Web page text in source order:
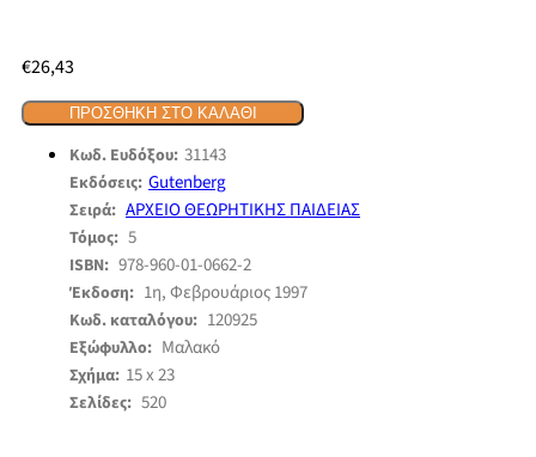
€26,43
ΠΡΟΣΘΉΚΗ ΣΤΟ ΚΑΛΆΘΙ
Κωδ. Ευδόξου: 31143
Εκδόσεις: Gutenberg
Σειρά: ΑΡΧΕΙΟ ΘΕΩΡΗΤΙΚΗΣ ΠΑΙΔΕΙΑΣ
Τόμος: 5
ISBN: 978-960-01-0662-2
Έκδοση: 1η, Φεβρουάριος 1997
Κωδ. καταλόγου: 120925
Εξώφυλλο: Μαλακό
Σχήμα: 15 x 23
Σελίδες: 520